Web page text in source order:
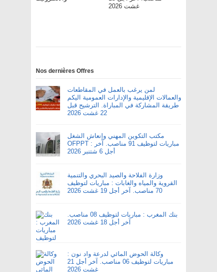
غشت 2026
Nos dernières Offres
لمن يرغب بالعمل في المقاطعات
والعمالات الإقليمية والإدارات العمومية اليكم
طريقة المشاركة في المباراة. الترشيح قبل
22 غشت 2026
مكتب التكوين المهني وإنعاش الشغل
OFPPT : مباريات لتوظيف 91 مناصب. آخر
أجل 6 شتنبر 2026
وزارة الفلاحة والصيد البحري والتنمية
القروية والمياه والغابات : مباريات لتوظيف
70 مناصب. آخر أجل 19 غشت 2026
بنك المغرب : مباريات لتوظيف 08 مناصب.
آخر أجل 18 غشت 2026
وكالة الحوض المائي لدرعة واد نون :
مباريات لتوظيف 06 مناصب. آخر أجل 21
غشت 2026